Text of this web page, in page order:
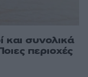
και συνολικά
περιοχές